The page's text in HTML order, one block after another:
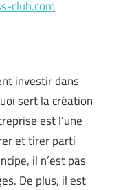
club.com
investir dans
sert la création
est l’une
et tirer parti
il n’est pas
De plus, il est